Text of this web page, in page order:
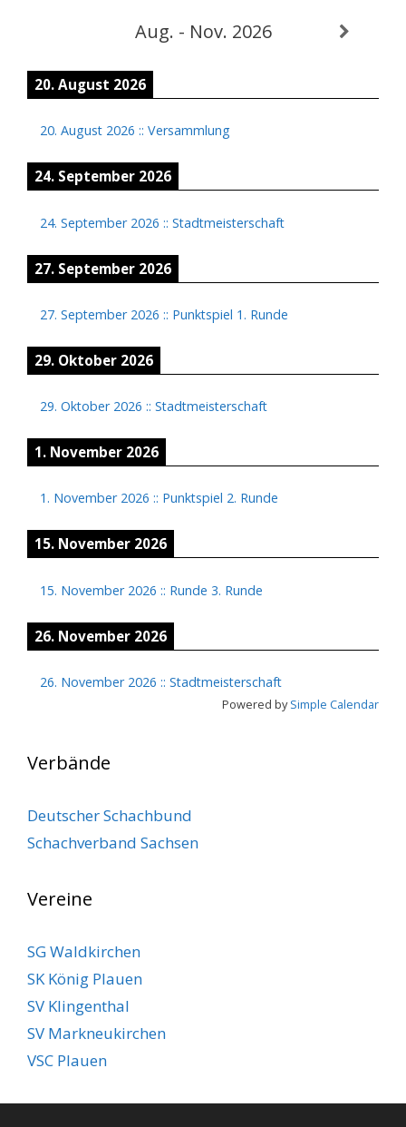
Aug. - Nov. 2026
20. August 2026
20. August 2026 :: Versammlung
24. September 2026
24. September 2026 :: Stadtmeisterschaft
27. September 2026
27. September 2026 :: Punktspiel 1. Runde
29. Oktober 2026
29. Oktober 2026 :: Stadtmeisterschaft
1. November 2026
1. November 2026 :: Punktspiel 2. Runde
15. November 2026
15. November 2026 :: Runde 3. Runde
26. November 2026
26. November 2026 :: Stadtmeisterschaft
Powered bySimple Calendar
Verbände
Deutscher Schachbund
Schachverband Sachsen
Vereine
SG Waldkirchen
SK König Plauen
SV Klingenthal
SV Markneukirchen
VSC Plauen